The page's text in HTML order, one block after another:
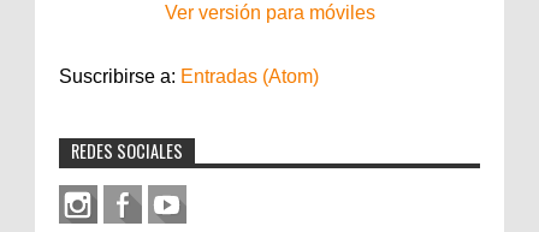
Ver versión para móviles
Suscribirse a: Entradas (Atom)
REDES SOCIALES